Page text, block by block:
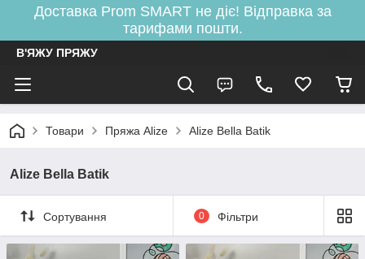
Доставка Prom SMART не діє! Відправка за
тарифами пошти.
В'ЯЖУ ПРЯЖУ
Товари Пряжа Alize Alize Bella Batik
Alize Bella Batik
Сортування 0 Фільтри